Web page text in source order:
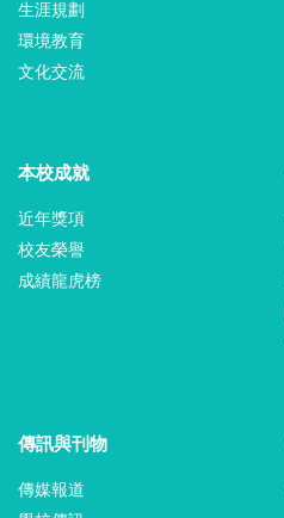
生涯規劃
環境教育
文化交流
本校成就
近年獎項
校友榮譽
成績龍虎榜
傳訊與刊物
傳媒報道